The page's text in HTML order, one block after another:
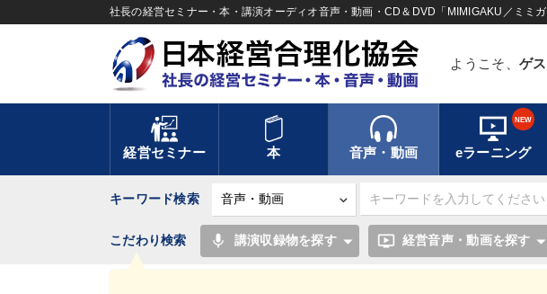
社長の経営セミナー・本・講演オーディオ音声・動画・CD＆DVD「MIMIGAKU／ミミ
ようこそ、 ゲス
経営セミナー 本 音声・動画 eラーニング
NEW
キーワード検索
こだわり検索 mic 講演収録物を探す ondemand_video 経営音声・動画を探す
石